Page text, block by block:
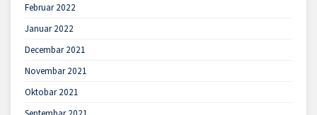
Februar 2022
Januar 2022
Decembar 2021
Novembar 2021
Oktobar 2021